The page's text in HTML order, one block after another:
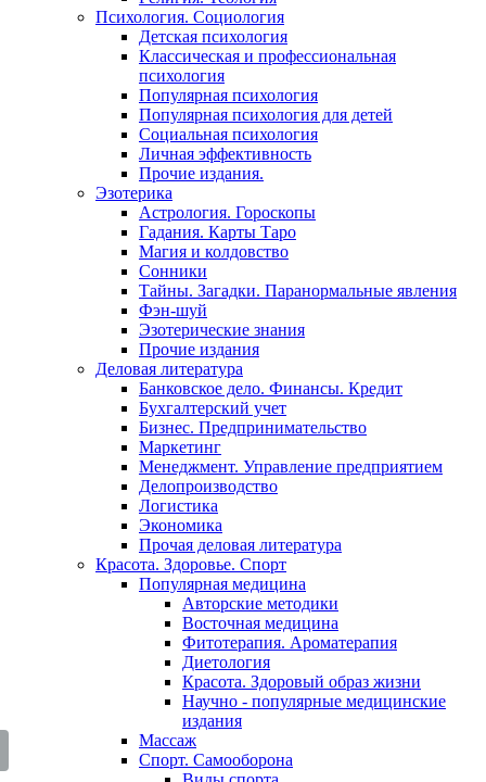
Психология. Социология
Детская психология
Классическая и профессиональная
психология
Популярная психология
Популярная психология для детей
Социальная психология
Личная эффективность
Прочие издания.
Эзотерика
Астрология. Гороскопы
Гадания. Карты Таро
Магия и колдовство
Сонники
Тайны. Загадки. Паранормальные явления
Фэн-шуй
Эзотерические знания
Прочие издания
Деловая литература
Банковское дело. Финансы. Кредит
Бухгалтерский учет
Бизнес. Предпринимательство
Маркетинг
Менеджмент. Управление предприятием
Делопроизводство
Логистика
Экономика
Прочая деловая литература
Красота. Здоровье. Спорт
Популярная медицина
Авторские методики
Восточная медицина
Фитотерапия. Ароматерапия
Диетология
Красота. Здоровый образ жизни
Научно - популярные медицинские
издания
Массаж
Спорт. Самооборона